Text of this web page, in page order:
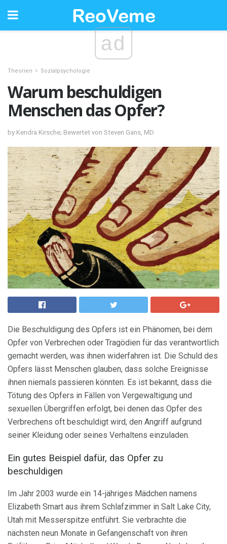
ad
Theorien Sozialpsychologie
Warum beschuldigen
Menschen das Opfer?
by Kendra Kirsche; Bewertet von Steven Gans, MD
Die Beschuldigung des Opfers ist ein Phänomen, bei dem
Opfer von Verbrechen oder Tragödien für das verantwortlich
gemacht werden, was ihnen widerfahren ist. Die Schuld des
Opfers lässt Menschen glauben, dass solche Ereignisse
ihnen niemals passieren könnten. Es ist bekannt, dass die
Tötung des Opfers in Fällen von Vergewaltigung und
sexuellen Übergriffen erfolgt, bei denen das Opfer des
Verbrechens oft beschuldigt wird, den Angriff aufgrund
seiner Kleidung oder seines Verhaltens einzuladen.
Ein gutes Beispiel dafür, das Opfer zu
beschuldigen
Im Jahr 2003 wurde ein 14-jähriges Mädchen namens
Elizabeth Smart aus ihrem Schlafzimmer in Salt Lake City,
Utah mit Messerspitze entführt. Sie verbrachte die
nächsten neun Monate in Gefangenschaft von ihren